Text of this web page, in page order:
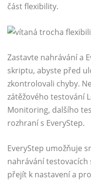
část flexibility.
Zastavte nahrávání a
skriptu, abyste před
zkontrolovali chyby.
zátěžového testování
Monitoring, dalšího
rozhraní s EveryStep.
EveryStep umožňuje
nahrávání
přejít k nastavení a